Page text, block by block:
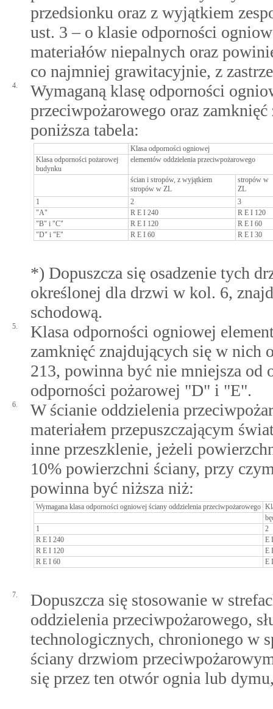
przedsionku oraz z wyjątkiem
ust. 3 – o klasie odporności
materiałów niepalnych oraz
co najmniej grawitacyjnie, z
4.
Wymaganą klasę odporności
przeciwpożarowego oraz
poniższa tabela:
Klasa odporności ogniowej
Klasa odporności pożarowej
budynku
elementów oddzielenia przeciwpożarowego
ścian i stropów, z wyjątkiem
stropów w ZL
stropów w
ZL
1
2
3
"A"
R E I 240
R E I 120
"B" i "C"
R E I 120
R E I 60
"D" i "E"
R E I 60 R E I 30
*) Dopuszcza się osadzenie tych
określonej dla drzwi w kol. 6,
schodową.
5.
Klasa odporności ogniowej
zamknięć znajdujących się w
213, powinna być nie mniejsza
odporności pożarowej "D" i "E".
6.
W ścianie oddzielenia
materiałem przepuszczającym
inne przeszklenie, jeżeli
10% powierzchni ściany, przy
powinna być niższa niż:
Wymagana klasa odporności ogniowej ściany oddzielenia przeciwpożarowego
1
2
R E I 240
E
R E I 120
E
R E I 60
E
7.
Dopuszcza się stosowanie w
oddzielenia przeciwpożarowego,
technologicznych, chronionego w
ściany drzwiom
się przez ten otwór ognia lub